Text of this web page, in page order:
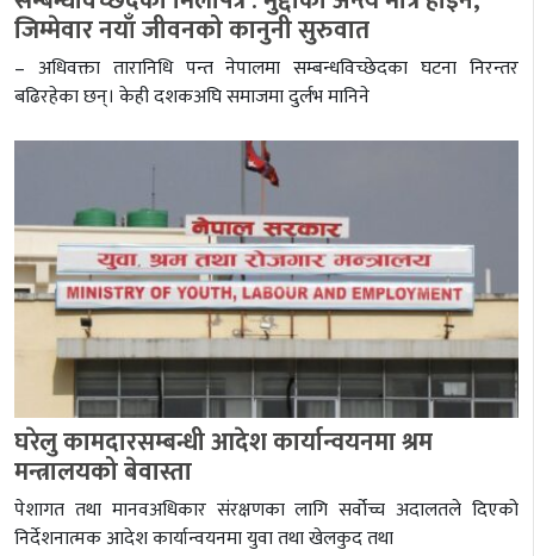
जिम्मेवार नयाँ जीवनको कानुनी सुरुवात
– अधिवक्ता तारानिधि पन्त नेपालमा सम्बन्धविच्छेदका घटना निरन्तर
बढिरहेका छन्। केही दशकअघि समाजमा दुर्लभ मानिने
घरेलु कामदारसम्बन्धी आदेश कार्यान्वयनमा श्रम
मन्त्रालयको बेवास्ता
पेशागत तथा मानवअधिकार संरक्षणका लागि सर्वोच्च अदालतले दिएको
निर्देशनात्मक आदेश कार्यान्वयनमा युवा तथा खेलकुद तथा